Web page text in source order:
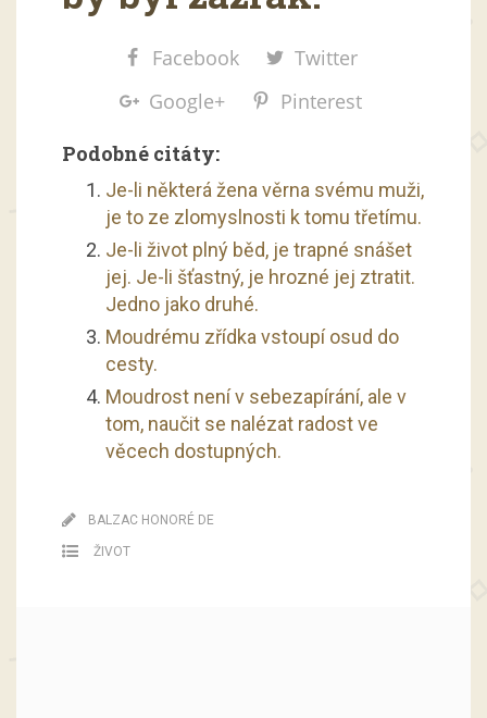
Facebook
Twitter
Google+
Pinterest
Podobné citáty:
Je-li některá žena věrna svému muži,
je to ze zlomyslnosti k tomu třetímu.
Je-li život plný běd, je trapné snášet
jej. Je-li šťastný, je hrozné jej ztratit.
Jedno jako druhé.
Moudrému zřídka vstoupí osud do
cesty.
Moudrost není v sebezapírání, ale v
tom, naučit se nalézat radost ve
věcech dostupných.
BALZAC HONORÉ DE
ŽIVOT